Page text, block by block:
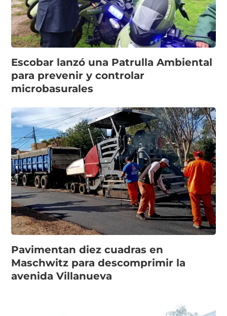
Escobar lanzó una Patrulla Ambiental
para prevenir y controlar
microbasurales
Pavimentan diez cuadras en
Maschwitz para descomprimir la
avenida Villanueva